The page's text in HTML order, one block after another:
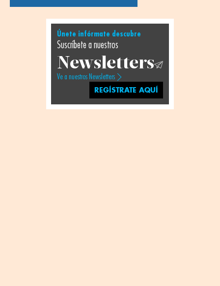
Únete infórmate descubre
Suscríbete a nuestros
Newsletters
Ve a nuestros Newsletters
REGÍSTRATE AQUÍ